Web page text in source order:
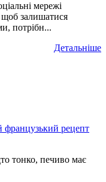
мережі
залишатися
потрібн...
Детальніше
французький рецепт
тонко, печиво має